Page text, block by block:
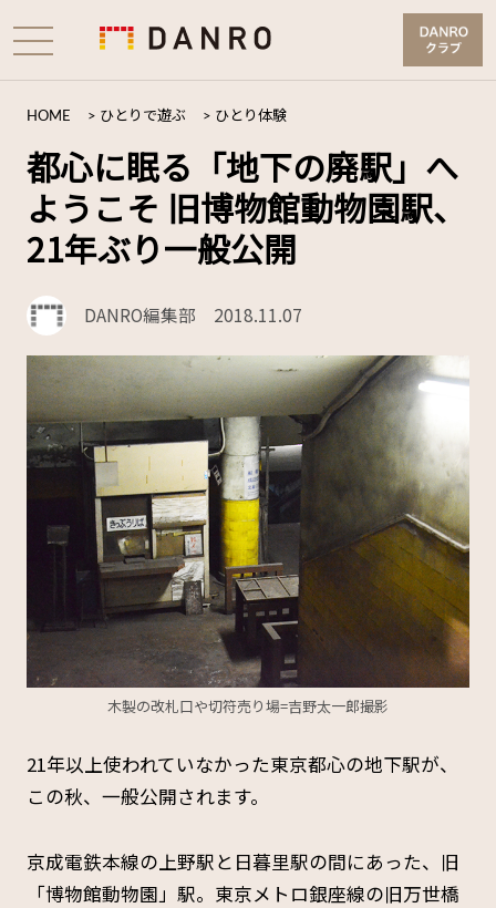
HOME > ひとりで遊ぶ > ひとり体験
都心に眠る「地下の廃駅」へ
ようこそ 旧博物館動物園駅、
21年ぶり一般公開
DANRO編集部 2018.11.07
木製の改札口や切符売り場=吉野太一郎撮影
21年以上使われていなかった東京都心の地下駅が、
この秋、一般公開されます。
京成電鉄本線の上野駅と日暮里駅の間にあった、旧
「博物館動物園」駅。東京メトロ銀座線の旧万世橋